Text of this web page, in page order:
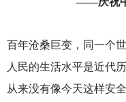
百年沧桑巨变，同一个
人民的生活水平是近代
从来没有像今天这样安